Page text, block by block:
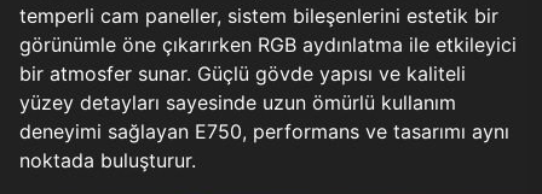
temperli cam paneller, sistem bileşenlerini estetik bir
görünümle öne çıkarırken RGB aydınlatma ile etkileyici
bir atmosfer sunar. Güçlü gövde yapısı ve kaliteli
yüzey detayları sayesinde uzun ömürlü kullanım
deneyimi sağlayan E750, performans ve tasarımı aynı
noktada buluşturur.